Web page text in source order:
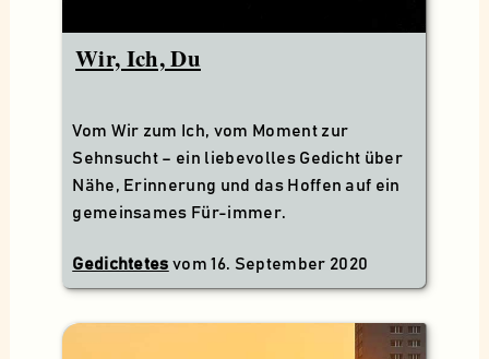
Wir, Ich, Du
Vom Wir zum Ich, vom Moment zur
Sehnsucht – ein liebevolles Gedicht über
Nähe, Erinnerung und das Hoffen auf ein
gemeinsames Für-immer.
Gedichtetes vom16. September 2020